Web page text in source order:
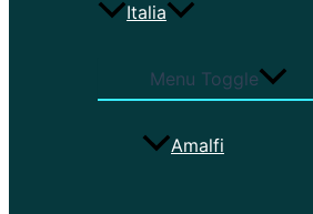
Italia
Menu Toggle
Amalfi